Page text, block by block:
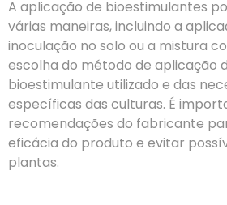
A aplicação de bioestimulantes
várias maneiras, incluindo a
inoculação no solo ou a mistura
escolha do método de aplicação
bioestimulante utilizado e das
específicas das culturas. É
recomendações do fabricante
eficácia do produto e evitar
plantas.